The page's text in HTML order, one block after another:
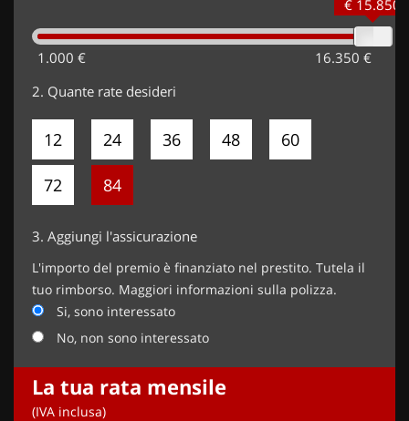
1.000 € 16.350 €
€ 15.850
2. Quante rate desideri
12 24 36 48 60
72 84
3. Aggiungi l'assicurazione
L'importo del premio è finanziato nel prestito. Tutela il
tuo rimborso. Maggiori informazioni sulla polizza.
Si, sono interessato
No, non sono interessato
La tua rata mensile
(IVA inclusa)